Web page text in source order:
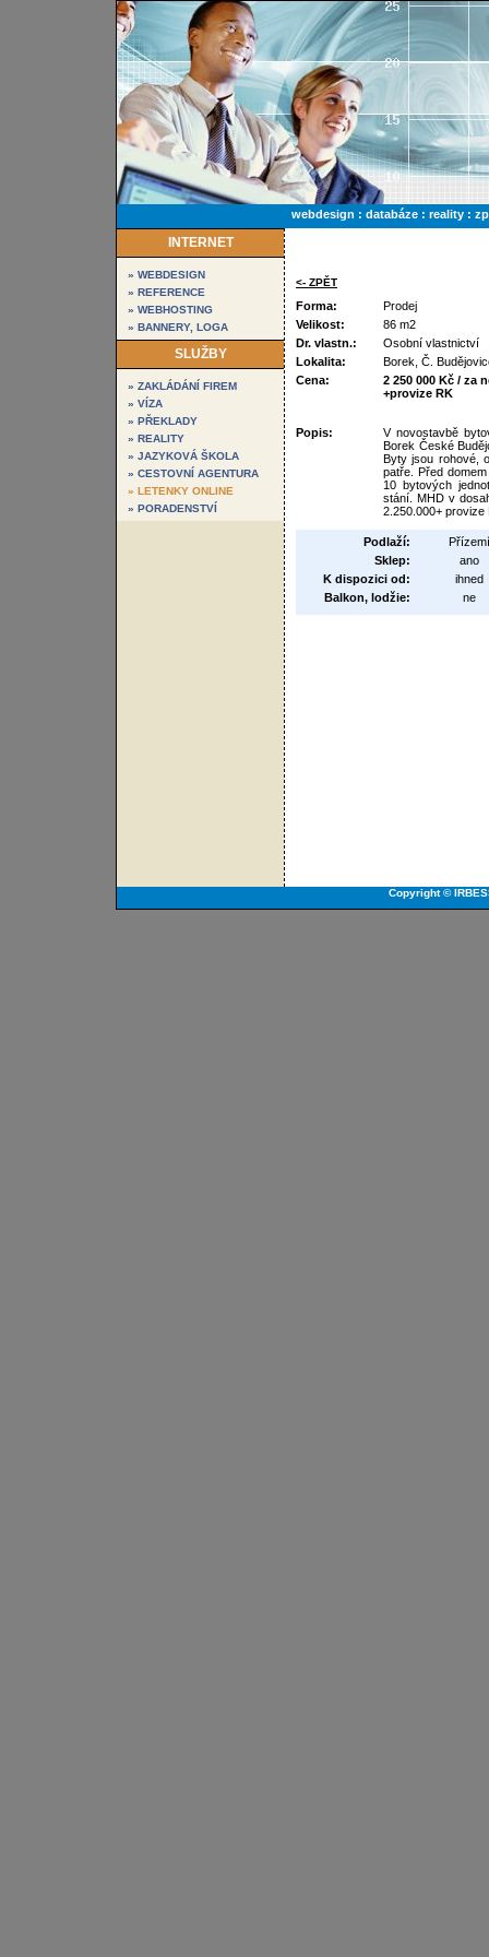
webdesign : databáze : reality :
INTERNET
» WEBDESIGN
» REFERENCE
» WEBHOSTING
» BANNERY, LOGA
SLUŽBY
» ZAKLÁDÁNÍ FIREM
» VÍZA
» PŘEKLADY
» REALITY
» JAZYKOVÁ ŠKOLA
» CESTOVNÍ AGENTURA
» LETENKY ONLINE
» PORADENSTVÍ
<- ZPĚT
Forma:
Prodej
Velikost:
86 m2
Dr. vlastn.:
Osobní vlastnictví
Lokalita:
Borek, Č.
Cena:
2 250 000 Kč / za
+provize RK
Popis:
V novostavbě
Borek České
Byty jsou rohové,
patře. Před
10 bytových
stání. MHD v
2.250.000+ provize
Podlaží:
Přízemí
Sklep:
ano
K dispozici od:
ihned
Balkon, lodžie:
ne
Copyright ©